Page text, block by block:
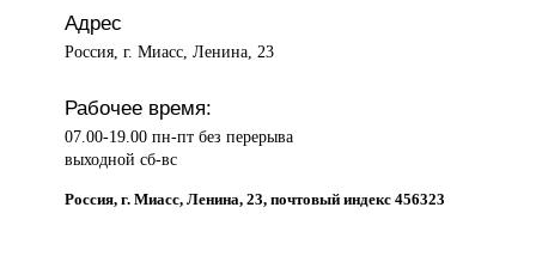
Адрес
Россия, г. Миасс, Ленина, 23
Рабочее время:
07.00-19.00 пн-пт без перерыва
выходной сб-вс
Россия, г. Миасс, Ленина, 23, почтовый индекс 456323